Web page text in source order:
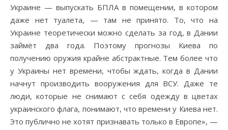
Украине — выпускать БПЛА в помещении, в котором
даже нет туалета, — там не принято. То, что на
Украине теоретически можно сделать за год, в Дании
займёт два года. Поэтому прогнозы Киева по
получению оружия крайне абстрактные. Тем более что
у Украины нет времени, чтобы ждать, когда в Дании
начнут производить вооружения для ВСУ. Даже те
люди, которые не снимают с себя одежду в цветах
украинского флага, понимают, что времени у Киева нет.
Это публично не хотят признавать только в Европе», —